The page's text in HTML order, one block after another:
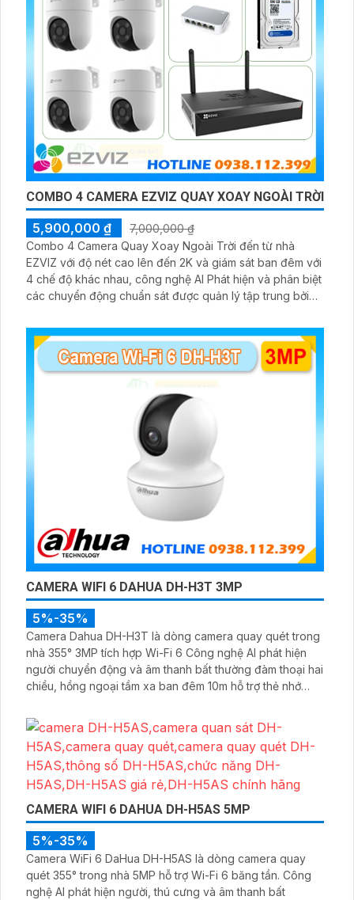
COMBO 4 CAMERA EZVIZ QUAY XOAY NGOÀI TRỜI
5,900,000 ₫
7,000,000 ₫
Combo 4 Camera Quay Xoay Ngoài Trời đến từ nhà
EZVIZ với độ nét cao lên đến 2K và giám sát ban đêm với
4 chế độ khác nhau, công nghệ AI Phát hiện và phân biệt
các chuyển động chuẩn sát được quản lý tập trung bởi
CAMERA WIFI 6 DAHUA DH-H3T 3MP
5%-35%
Camera Dahua DH-H3T là dòng camera quay quét trong
nhà 355° 3MP tích hợp Wi-Fi 6 Công nghệ AI phát hiện
người chuyển động và âm thanh bất thường đàm thoại hai
chiều, hồng ngoại tầm xa ban đêm 10m hỗ trợ thẻ nhớ
DMSS
CAMERA WIFI 6 DAHUA DH-H5AS 5MP
5%-35%
Camera WiFi 6 DaHua DH-H5AS là dòng camera quay
quét 355° trong nhà 5MP hỗ trợ Wi-Fi 6 băng tần. Công
nghệ AI phát hiện người, thú cưng và âm thanh bất